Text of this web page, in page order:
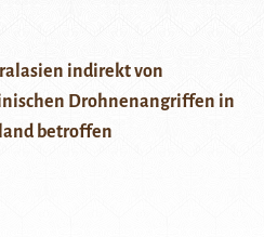
indirekt von
Drohnenangriffen in
betroffen